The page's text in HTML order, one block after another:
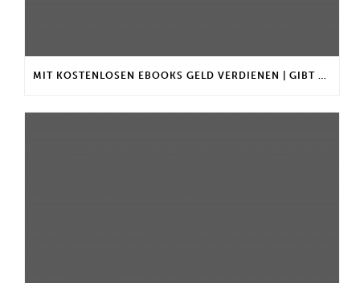
MIT KOSTENLOSEN EBOOKS GELD VERDIENEN | GIBT ES EINEN MAXIMALEN ANLAGEBETRAG?